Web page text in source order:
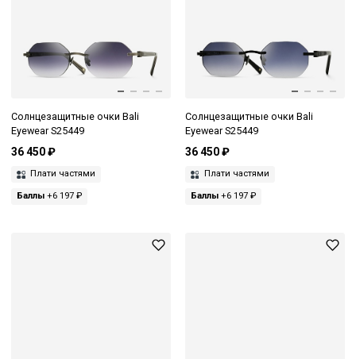
Солнцезащитные очки Bali
Eyewear S25449
36 450 ₽
Плати частями
Баллы +6 197 ₽
Солнцезащитные очки Bali
Eyewear S25449
36 450 ₽
Плати частями
Баллы+6 197 ₽